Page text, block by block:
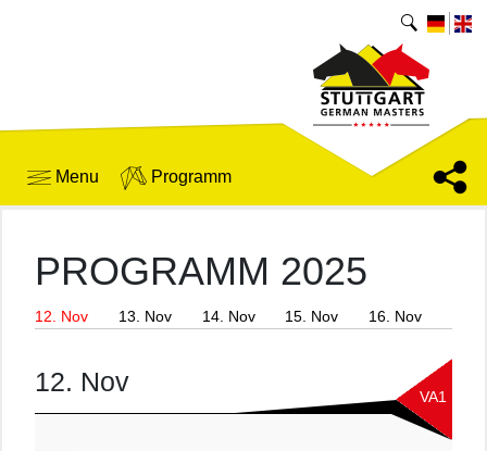
Menu Programm
PROGRAMM 2025
12. Nov 13. Nov 14. Nov 15. Nov 16. Nov
12. Nov VA1